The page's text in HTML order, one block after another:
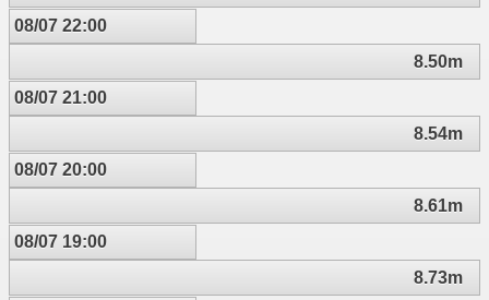
08/07 22:00
8.50m
08/07 21:00
8.54m
08/07 20:00
8.61m
08/07 19:00
8.73m